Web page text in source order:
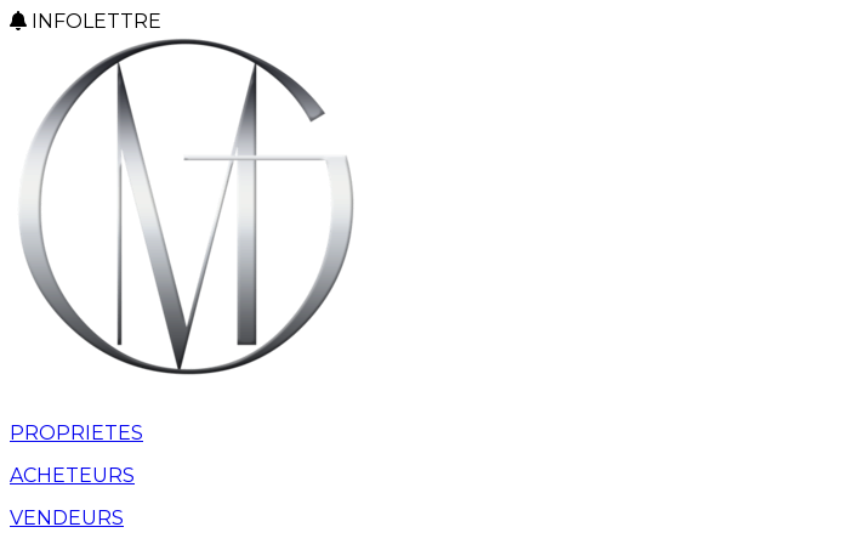
INFOLETTRE
PROPRIETES
ACHETEURS
VENDEURS